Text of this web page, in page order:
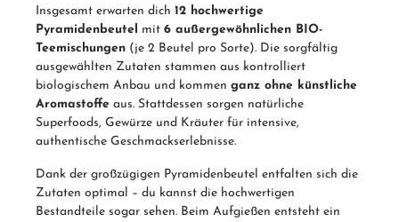
Insgesamt erwarten dich 12 hochwertige
Pyramidenbeutel mit 6 außergewöhnlichen BIO-
Teemischungen (je 2 Beutel pro Sorte). Die sorgfältig
ausgewählten Zutaten stammen aus kontrolliert
biologischem Anbau und kommen ganz ohne künstliche
Aromastoffe aus. Stattdessen sorgen natürliche
Superfoods, Gewürze und Kräuter für intensive,
authentische Geschmackserlebnisse.
Dank der großzügigen Pyramidenbeutel entfalten sich die
Zutaten optimal – du kannst die hochwertigen
Bestandteile sogar sehen. Beim Aufgießen entsteht ein